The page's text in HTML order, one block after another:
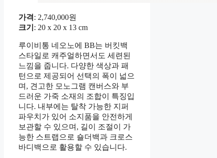
가격 : 2,740,000원
크기 : 20 x 20 x 13 cm
루이비통 네오노에 BB는 버킷백
스타일로 캐주얼하면서도 세련된
느낌을 줍니다. 다양한 색상과 패
턴으로 제공되어 선택의 폭이 넓으
며, 견고한 모노그램 캔버스와 부
드러운 가죽 소재의 조합이 특징입
니다. 내부에는 탈착 가능한 지퍼
파우치가 있어 소지품을 안전하게
보관할 수 있으며, 길이 조절이 가
능한 스트랩으로 숄더백과 크로스
바디백으로 활용할 수 있습니다.